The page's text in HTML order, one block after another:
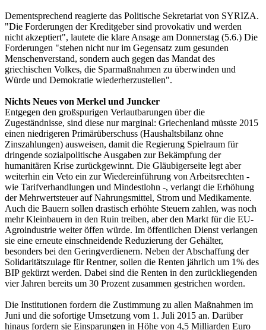
Dementsprechend reagierte das Politische Sekretariat von SYRIZA.
"Die Forderungen der Kreditgeber sind provokativ und werden
nicht akzeptiert", lautete die klare Ansage am Donnerstag (5.6.) Die
Forderungen "stehen nicht nur im Gegensatz zum gesunden
Menschenverstand, sondern auch gegen das Mandat des
griechischen Volkes, die Sparmaßnahmen zu überwinden und
Würde und Demokratie wiederherzustellen".
Nichts Neues von Merkel und Juncker
Entgegen den großspurigen Verlautbarungen über die
Zugeständnisse, sind diese nur marginal: Griechenland müsste 2015
einen niedrigeren Primärüberschuss (Haushaltsbilanz ohne
Zinszahlungen) ausweisen, damit die Regierung Spielraum für
dringende sozialpolitische Ausgaben zur Bekämpfung der
humanitären Krise zurückgewinnt. Die Gläubigerseite legt aber
weiterhin ein Veto ein zur Wiedereinführung von Arbeitsrechten -
wie Tarifverhandlungen und Mindestlohn -, verlangt die Erhöhung
der Mehrwertsteuer auf Nahrungsmittel, Strom und Medikamente.
Auch die Bauern sollen drastisch erhöhte Steuern zahlen, was noch
mehr Kleinbauern in den Ruin treiben, aber den Markt für die EU-
Agroindustrie weiter öffen würde. Im öffentlichen Dienst verlangen
sie eine erneute einschneidende Reduzierung der Gehälter,
besonders bei den Geringverdienern. Neben der Abschaffung der
Solidaritätszulage für Rentner, sollen die Renten jährlich um 1% des
BIP gekürzt werden. Dabei sind die Renten in den zurückliegenden
vier Jahren bereits um 30 Prozent zusammen gestrichen worden.
Die Institutionen fordern die Zustimmung zu allen Maßnahmen im
Juni und die sofortige Umsetzung vom 1. Juli 2015 an. Darüber
hinaus fordern sie Einsparungen in Höhe von 4,5 Milliarden Euro